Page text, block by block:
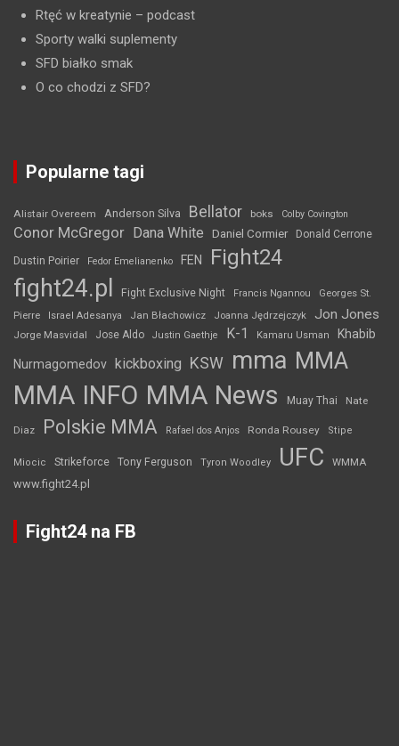
Rtęć w kreatynie – podcast
Sporty walki suplementy
SFD białko smak
O co chodzi z SFD?
Popularne tagi
Alistair Overeem Anderson Silva Bellator boks Colby Covington
Conor McGregor Dana White Daniel Cormier Donald Cerrone
Dustin Poirier Fedor Emelianenko FEN Fight24
fight24.pl Fight Exclusive Night Francis Ngannou
Georges St.
Pierre
Israel Adesanya Jan Błachowicz Joanna Jędrzejczyk Jon Jones
Jorge Masvidal Jose Aldo Justin Gaethje K-1 Kamaru Usman Khabib
Nurmagomedov kickboxing KSW mma MMA
MMA INFO MMA News Muay Thai Nate
Diaz Polskie MMA Rafael dos Anjos Ronda Rousey Stipe
Miocic Strikeforce Tony Ferguson Tyron Woodley UFC WMMA
www.fight24.pl
Fight24 na FB